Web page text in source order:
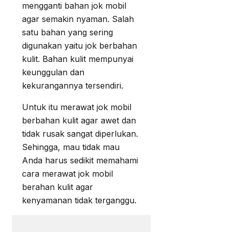
mengganti bahan jok mobil
agar semakin nyaman. Salah
satu bahan yang sering
digunakan yaitu jok berbahan
kulit. Bahan kulit mempunyai
keunggulan dan
kekurangannya tersendiri.
Untuk itu merawat jok mobil
berbahan kulit agar awet dan
tidak rusak sangat diperlukan.
Sehingga, mau tidak mau
Anda harus sedikit memahami
cara merawat jok mobil
berahan kulit agar
kenyamanan tidak terganggu.